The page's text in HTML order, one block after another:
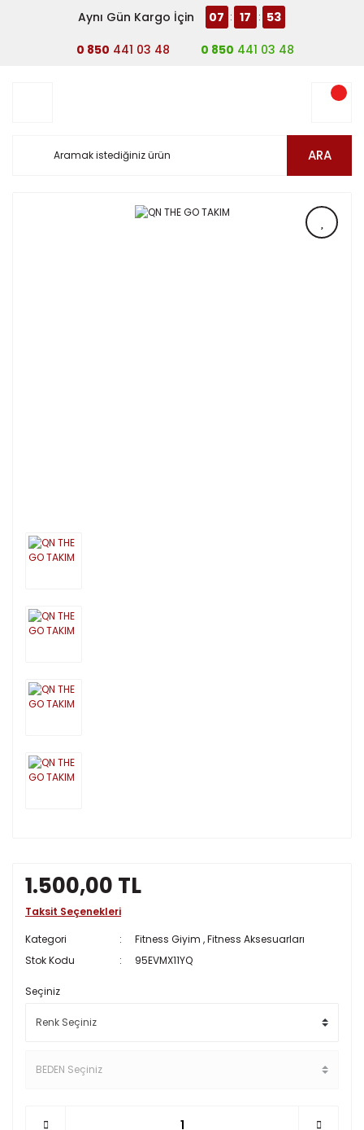
Aynı Gün Kargo İçin 07 : 17 : 53
0 850 441 03 48 0 850 441 03 48
ARA
1.500,00 TL
Taksit Seçenekleri
Kategori
Fitness Giyim ,Fitness Aksesuarları
Stok Kodu
95EVMX11YQ
Seçiniz